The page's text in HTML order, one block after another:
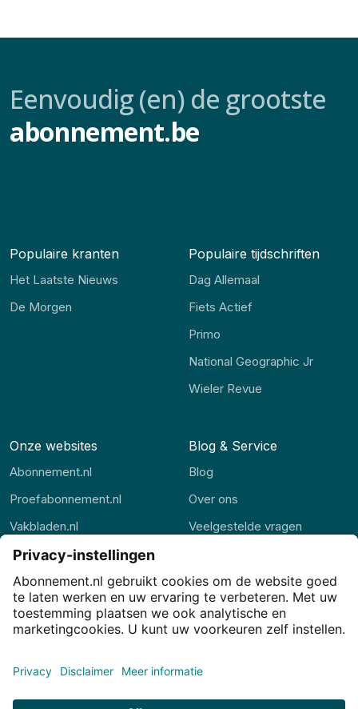
Eenvoudig (en) de grootste
abonnement.be
Populaire kranten
Het Laatste Nieuws
De Morgen
Populaire tijdschriften
Dag Allemaal
Fiets Actief
Primo
National Geographic Jr
Wieler Revue
Onze websites
Abonnement.nl
Proefabonnement.nl
Vakbladen.nl
Abonnement.be
Thuisstudie.nl
Blog & Service
Blog
Over ons
Veelgestelde vragen
Privacy Privacy-instellingen Cookies